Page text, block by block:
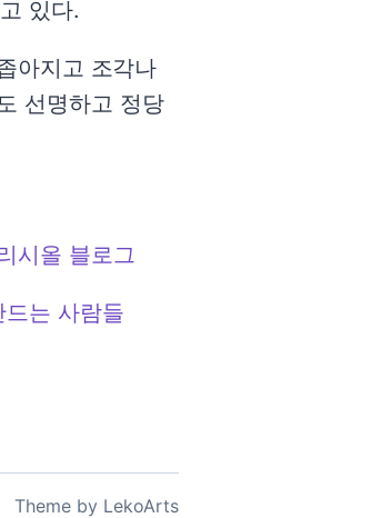
있다.
아지고 조각나
선명하고 정당
시올 블로그
는 사람들
Theme by LekoArts